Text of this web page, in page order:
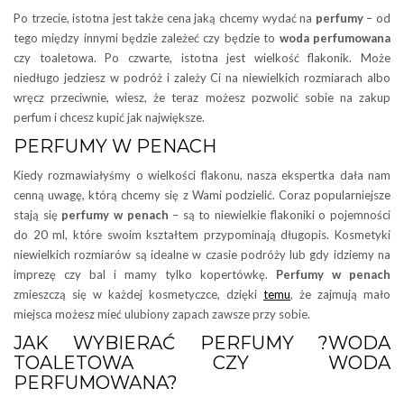
Po trzecie, istotna jest także cena jaką chcemy wydać na perfumy– od
tego między innymi będzie zależeć czy będzie to woda perfumowana
czy toaletowa. Po czwarte, istotna jest wielkość flakonik. Może
niedługo jedziesz w podróż i zależy Ci na niewielkich rozmiarach albo
wręcz przeciwnie, wiesz, że teraz możesz pozwolić sobie na zakup
perfum i chcesz kupić jak największe.
PERFUMY W PENACH
Kiedy rozmawiałyśmy o wielkości flakonu, nasza ekspertka dała nam
cenną uwagę, którą chcemy się z Wami podzielić. Coraz popularniejsze
stają się perfumy w penach – są to niewielkie flakoniki o pojemności
do 20 ml, które swoim kształtem przypominają długopis. Kosmetyki
niewielkich rozmiarów są idealne w czasie podróży lub gdy idziemy na
imprezę czy bal i mamy tylko kopertówkę. Perfumy w penach
zmieszczą się w każdej kosmetyczce, dzięki temu, że zajmują mało
miejsca możesz mieć ulubiony zapach zawsze przy sobie.
JAK WYBIERAĆ PERFUMY ?WODA
TOALETOWA CZY WODA
PERFUMOWANA?